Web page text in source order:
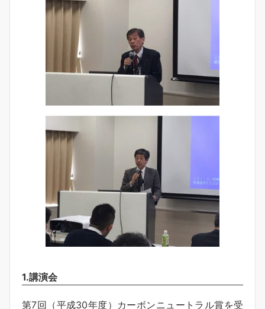
1.講演会
第7回（平成30年度）カーボンニュートラル賞を受